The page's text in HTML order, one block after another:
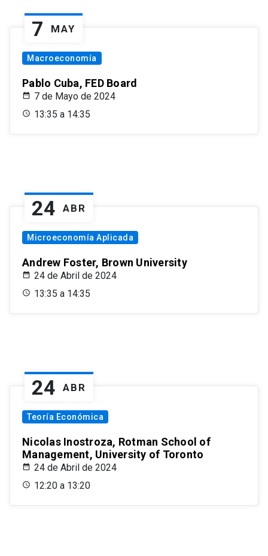
7 MAY
Macroeconomía
Pablo Cuba, FED Board
7 de Mayo de 2024
13:35 a 14:35
24 ABR
Microeconomía Aplicada
Andrew Foster, Brown University
24 de Abril de 2024
13:35 a 14:35
24 ABR
Teoría Económica
Nicolas Inostroza, Rotman School of
Management, University of Toronto
24 de Abril de 2024
12:20 a 13:20